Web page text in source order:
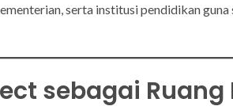
serta institusi pendidikan
sebagai